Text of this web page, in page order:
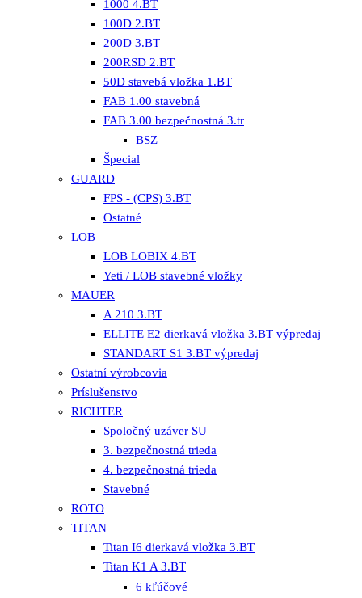
1000 4.BT
100D 2.BT
200D 3.BT
200RSD 2.BT
50D stavebá vložka 1.BT
FAB 1.00 stavebná
FAB 3.00 bezpečnostná 3.tr
BSZ
Špecial
GUARD
FPS - (CPS) 3.BT
Ostatné
LOB
LOB LOBIX 4.BT
Yeti / LOB stavebné vložky
MAUER
A 210 3.BT
ELLITE E2 dierkavá vložka 3.BT výpredaj
STANDART S1 3.BT výpredaj
Ostatní výrobcovia
Príslušenstvo
RICHTER
Spoločný uzáver SU
3. bezpečnostná trieda
4. bezpečnostná trieda
Stavebné
ROTO
TITAN
Titan I6 dierkavá vložka 3.BT
Titan K1 A 3.BT
6 kľúčové